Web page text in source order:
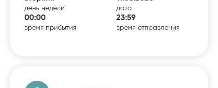
день недели дата
00:00
время прибытия
23:59
время отправления